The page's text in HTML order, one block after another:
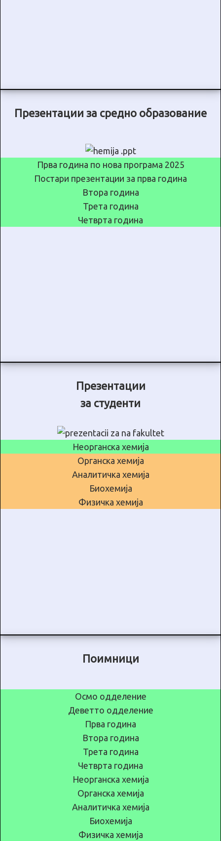
Презентации за средно образование
Прва година по нова програма 2025
Постари презентации за прва година
Втора година
Трета година
Четврта година
Презентации
за студенти
Неорганска хемија
Органска хемија
Аналитичка хемија
Биохемија
Физичка хемија
Поимници
Осмо одделение
Деветто одделение
Прва година
Втора година
Трета година
Четврта година
Неорганска хемија
Органска хемија
Аналитичка хемија
Биохемија
Физичка хемија